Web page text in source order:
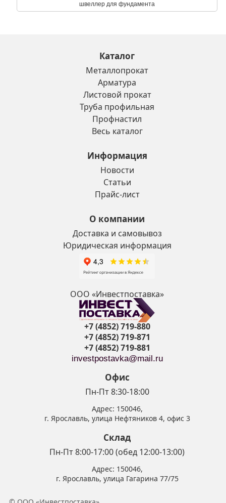
швеллер для фундамента
Каталог
Металлопрокат
Арматура
Листовой прокат
Труба профильная
Профнастил
Весь каталог
Информация
Новости
Статьи
Прайс-лист
О компании
Доставка и самовывоз
Юридическая информация
ООО «Инвестпоставка»
+7 (4852) 719-880
+7 (4852) 719-871
+7 (4852) 719-881
investpostavka@mail.ru
Офис
Пн-Пт 8:30-18:00
Адрес: 150046,
г. Ярославль, улица Нефтяников 4, офис 3
Склад
Пн-Пт 8:00-17:00 (обед 12:00-13:00)
Адрес: 150046,
г. Ярославль, улица Гагарина 77/75